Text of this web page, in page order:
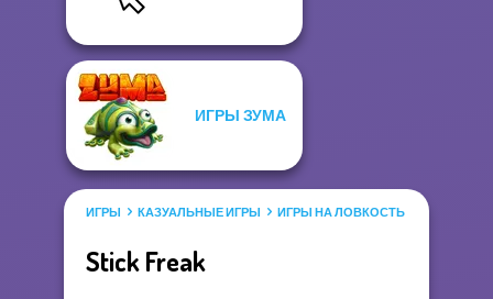
ИГРЫ ЗУМА
ИГРЫ КАЗУАЛЬНЫЕ ИГРЫ ИГРЫ НА ЛОВКОСТЬ ИГРЫ
Stick Freak